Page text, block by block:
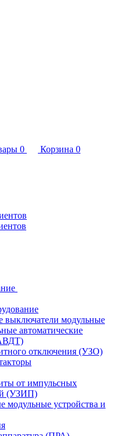
0 Корзина 0
выключатели модульные
автоматические
отключения (УЗО)
от импульсных
(УЗИП)
модульные устройства и